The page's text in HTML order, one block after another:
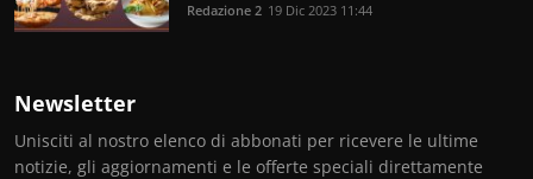
Redazione 2 19 Dic 2023 11:44
Newsletter
Unisciti al nostro elenco di abbonati per ricevere le ultime
notizie, gli aggiornamenti e le offerte speciali direttamente